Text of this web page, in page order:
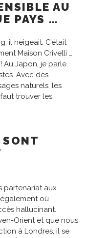
AU
PAYS …
il neigeait. C’était
Maison Crivelli …
Au Japon, je parle
Avec des
naturels, les
trouver les
SONT
partenariat aux
où
hallucinant.
Orient et que nous
à Londres, il se